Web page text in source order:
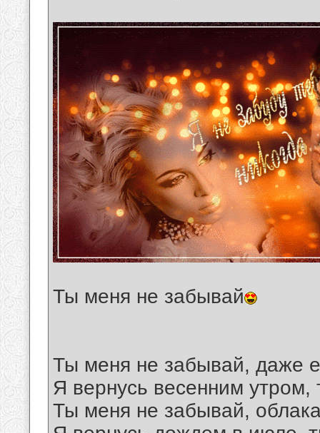
Ты меня не забывай
Ты меня не забывай, даже
Я вернусь весенним
Ты меня не забывай,